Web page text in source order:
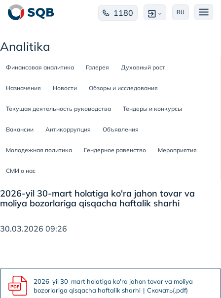
1180 RU
Analitika
Финансовая аналитика Галерея Духовный рост
Назначения Новости Обзоры и исследования
Текущая деятельность руководства Тендеры и конкурсы
Вакансии Антикоррупция Объявления
Молодежная политика Гендерное равенство Мероприятия
СМИ о нас
2026-yil 30-mart holatiga ko'ra jahon tovar va
moliya bozorlariga qisqacha haftalik sharhi
30.03.2026 09:26
2026-yil 30-mart holatiga ko'ra jahon tovar va moliya
bozorlariga qisqacha haftalik sharhi
Скачать(.pdf)